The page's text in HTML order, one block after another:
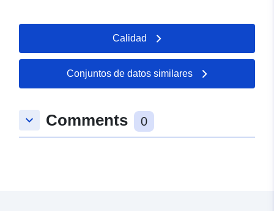
Calidad
Conjuntos de datos similares
keyboard_arrow_down Comments 0